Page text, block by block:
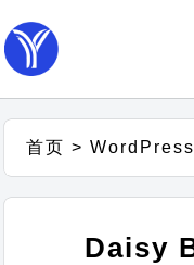
首页 >WordPress
Daisy